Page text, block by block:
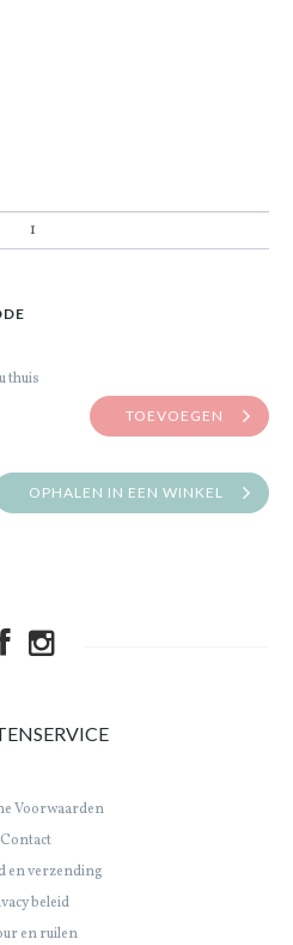
thuis
TOEVOEGEN
OPHALEN IN EEN WINKEL
Voorwaarden
Contact
en verzending
beleid
en ruilen